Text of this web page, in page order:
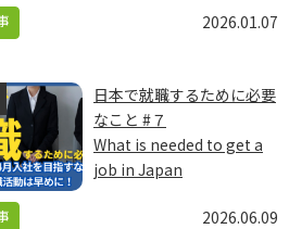
2026.01.07
日本で就職するために必要
なこと #７
What is needed to get a
job in Japan
2026.06.09